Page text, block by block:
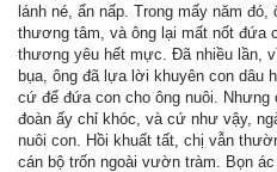
lánh né, ẩn nấp. Trong mấy năm
thương tâm, và ông lại mất nốt đứa
thương yêu hết mực. Đã nhiều lần,
bụa, ông đã lựa lời khuyên con dâu
cứ để đứa con cho ông nuôi.
đoàn ấy chỉ khóc, và cứ như vậy,
nuôi con. Hồi khuất tất, chị vẫn
cán bộ trốn ngoài vườn tràm. Bọn